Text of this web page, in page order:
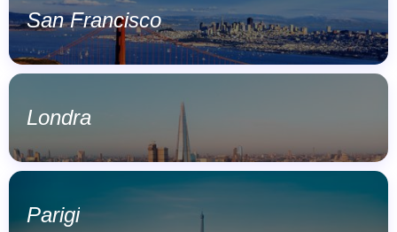
San Francisco
Londra
Parigi